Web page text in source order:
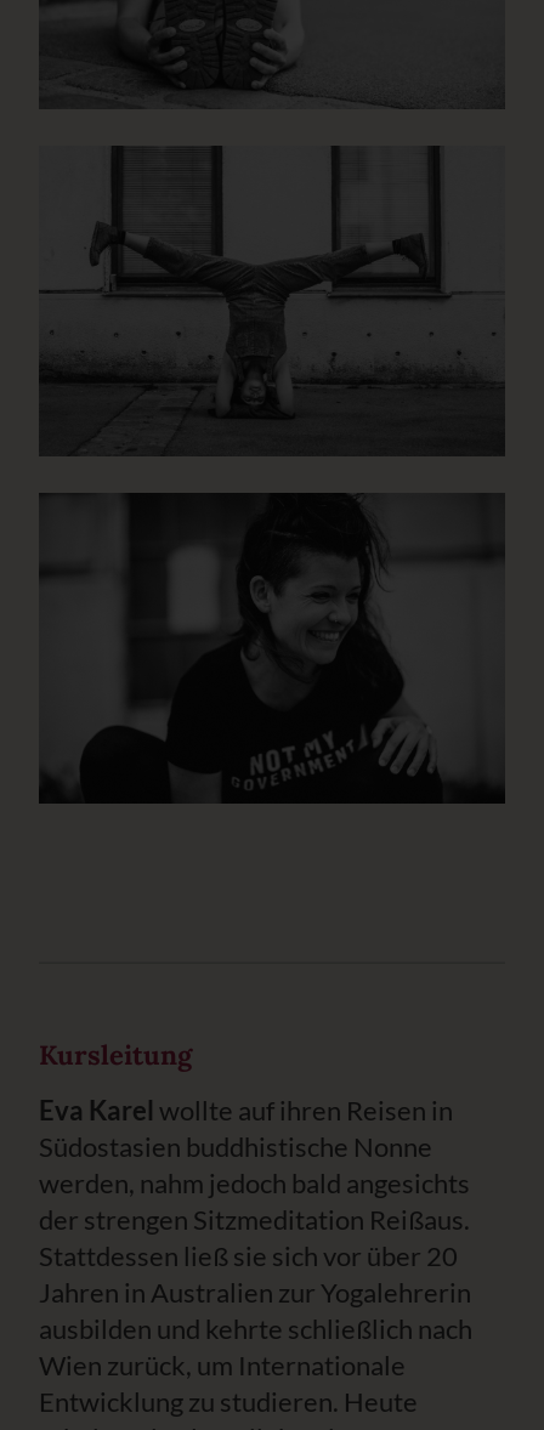
Kursleitung
Eva Karel wollte auf ihren Reisen in
Südostasien buddhistische Nonne
werden, nahm jedoch bald angesichts
der strengen Sitzmeditation Reißaus.
Stattdessen ließ sie sich vor über 20
Jahren in Australien zur Yogalehrerin
ausbilden und kehrte schließlich nach
Wien zurück, um Internationale
Entwicklung zu studieren. Heute